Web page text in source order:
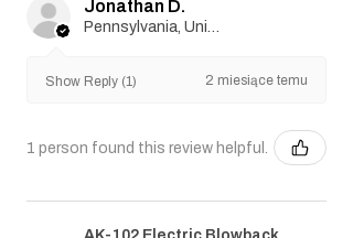
nie ponosi odpowiedzialności za jakiekolwiek
pośrednie, przypadkowe, wynikowe,
sobie prawo do zmiany lub aktualizacji
Jonathan D.
Pennsylvania, United States
Show Reply (1) 2 miesiące temu
1 person found this review helpful.